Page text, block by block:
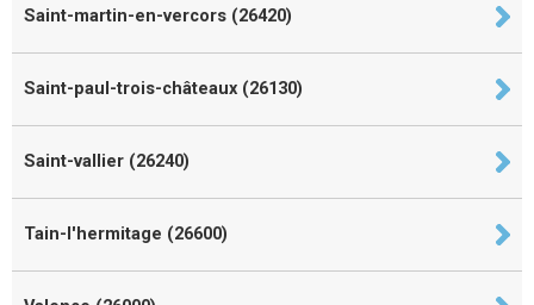
Saint-martin-en-vercors (26420)
Saint-paul-trois-châteaux (26130)
Saint-vallier (26240)
Tain-l'hermitage (26600)